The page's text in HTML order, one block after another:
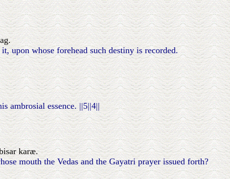
upon whose forehead such destiny is recorded.
ambrosial essence. ||5||4||
karæ.
mouth the Vedas and the Gayatri prayer issued forth?